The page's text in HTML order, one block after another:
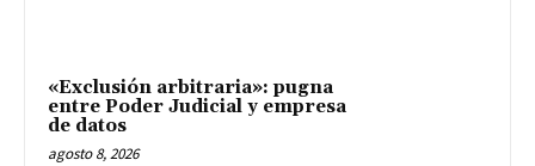
«Exclusión arbitraria»: pugna
entre Poder Judicial y empresa
de datos
agosto 8, 2026